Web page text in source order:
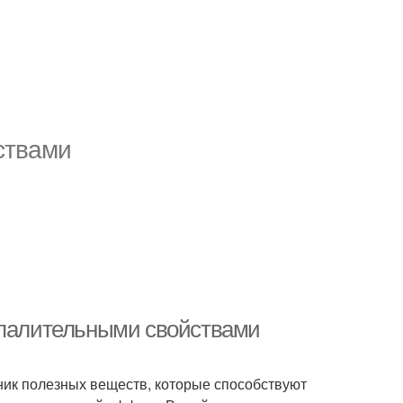
свойствами
полезных веществ, которые способствуют